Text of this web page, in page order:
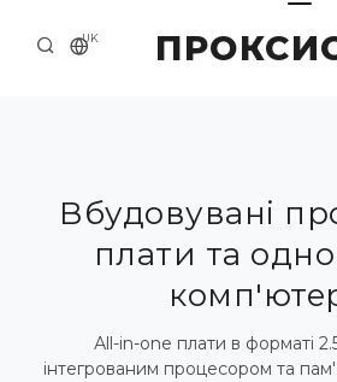
UK
ПРО НАС
ПРИКЛАДИ ТА РІШЕННЯ
КАТАЛОГ ПРОДУКЦІЇ
НОВИНИ
Вбудовувані
плати та
Аll-in-one плати в форматі
інтегрованим процесором та